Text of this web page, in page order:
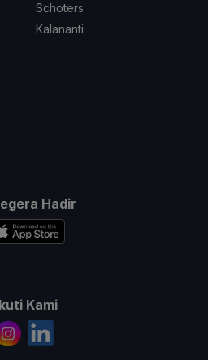
Schoters
Kalananti
Hadir
Kami